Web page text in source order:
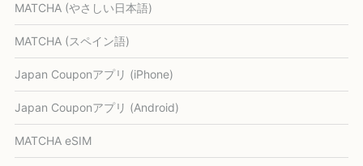
MATCHA (やさしい日本語)
MATCHA (スペイン語)
Japan Couponアプリ (iPhone)
Japan Couponアプリ (Android)
MATCHA eSIM